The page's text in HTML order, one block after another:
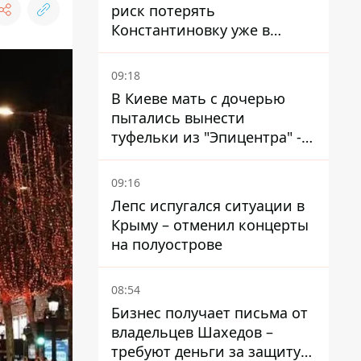
риск потерять
Константиновку уже в
ближайшие месяцы
09:18
В Киеве мать с дочерью
пытались вынести
туфельки из "Эпицентра" -
суд вынес приговор
09:16
Лепс испугался ситуации в
Крыму – отменил концерты
на полуострове
08:54
Бизнес получает письма от
владельцев Шахедов –
требуют деньги за защиту